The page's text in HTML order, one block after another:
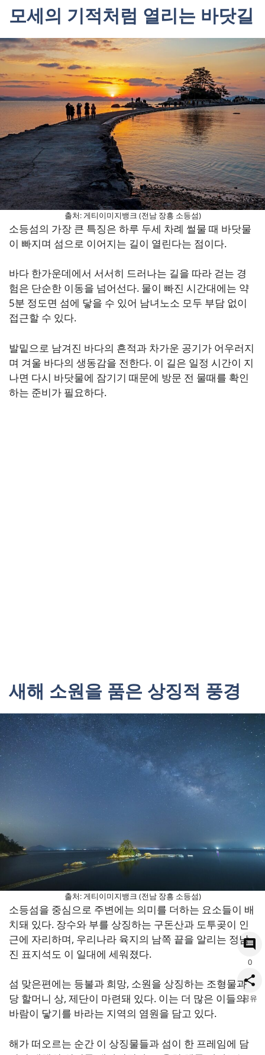
모세의 기적처럼 열리는 바닷길
출처: 게티이미지뱅크 (전남 장흥 소등섬)
소등섬의 가장 큰 특징은 하루 두세 차례 썰물 때 바닷물
이 빠지며 섬으로 이어지는 길이 열린다는 점이다.
바다 한가운데에서 서서히 드러나는 길을 따라 걷는 경
험은 단순한 이동을 넘어선다. 물이 빠진 시간대에는 약
5분 정도면 섬에 닿을 수 있어 남녀노소 모두 부담 없이
접근할 수 있다.
발밑으로 남겨진 바다의 흔적과 차가운 공기가 어우러지
며 겨울 바다의 생동감을 전한다. 이 길은 일정 시간이 지
나면 다시 바닷물에 잠기기 때문에 방문 전 물때를 확인
하는 준비가 필요하다.
새해 소원을 품은 상징적 풍경
출처: 게티이미지뱅크 (전남 장흥 소등섬)
소등섬을 중심으로 주변에는 의미를 더하는 요소들이 배
치돼 있다. 장수와 부를 상징하는 구돈산과 도투곶이 인
근에 자리하며, 우리나라 육지의 남쪽 끝을 알리는 정남
진 표지석도 이 일대에 세워졌다.
섬 맞은편에는 등불과 희망, 소원을 상징하는 조형물과
당 할머니 상, 제단이 마련돼 있다. 이는 더 많은 이들의
바람이 닿기를 바라는 지역의 염원을 담고 있다.
해가 떠오르는 순간 이 상징물들과 섬이 한 프레임에 담
0
공유